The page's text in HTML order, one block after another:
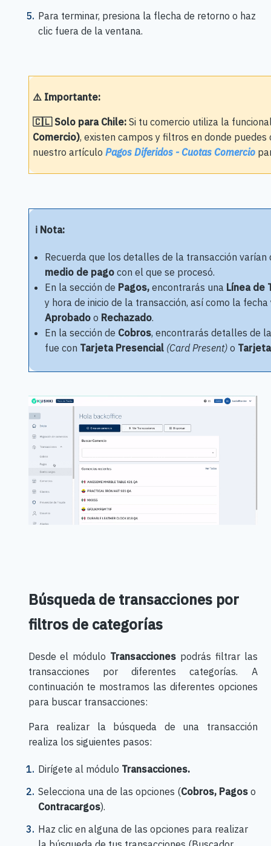
Para terminar, presiona la flecha de retorno o haz
clic fuera de la ventana.
⚠️ Importante:
🇨🇱 Solo para Chile:Si tu comercio utiliza la
Comercio), existen campos y filtros en donde
nuestro artículo Pagos Diferidos - Cuotas Comercio
ℹ️ Nota:
Recuerda que los detalles de la transacción
medio de pagocon el que se procesó.
En la sección de Pagos,encontrarás una Línea de
y hora de inicio de la transacción, así como la
Aprobadoo Rechazado.
En la sección de Cobros, encontrarás detalles de
fue con Tarjeta Presencial (Card Present)o
Búsqueda de transacciones por
filtros de categorías
Desde el módulo Transacciones podrás filtrar las
transacciones por diferentes categorías. A
continuación te mostramos las diferentes opciones
para buscar transacciones:
Para realizar la búsqueda de una transacción
realiza los siguientes pasos:
Dirígete al módulo Transacciones.
Selecciona una de las opciones (Cobros, Pagos o
Contracargos).
Haz clic en alguna de las opciones para realizar